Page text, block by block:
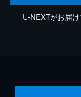
U-NEXTがお届